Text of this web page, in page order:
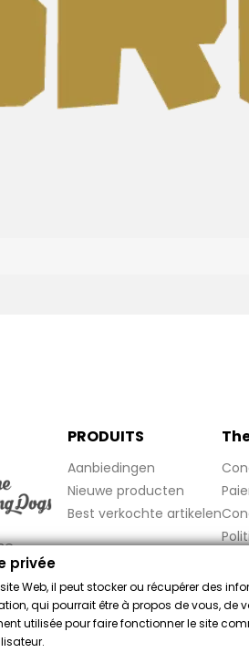
PRODUITS
Aanbiedingen
Nieuwe producten
Best verkochte artikelen
FAQ
Merchant goedgekeurd door
privée
Web, il peut stocker ou récupérer des
qui pourrait être à propos de vous, de
utilisée pour faire fonctionner le site